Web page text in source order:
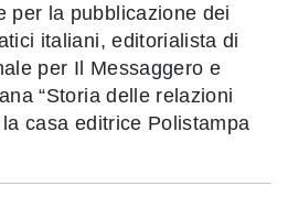
per la pubblicazione dei
italiani, editorialista di
per Il Messaggero e
“Storia delle relazioni
casa editrice Polistampa